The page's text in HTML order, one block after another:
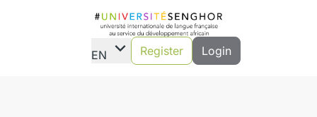
EN expand_more Register Login